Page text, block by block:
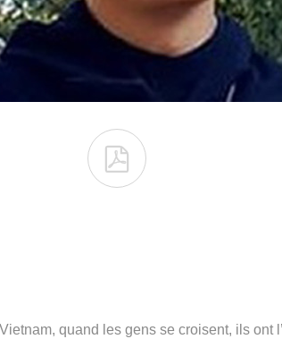

quand les gens se croisent, ils ont